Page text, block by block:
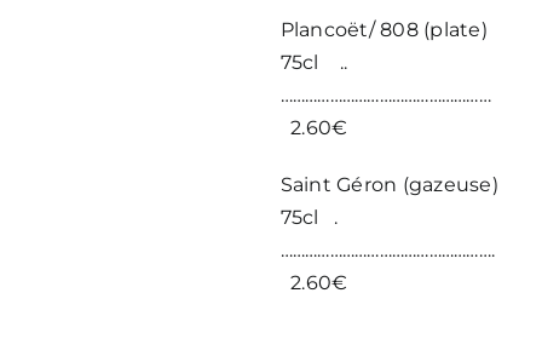
Plancoët/ 808 (plate)
75cl ..
……………………………………………
2.60€
Saint Géron (gazeuse)
75cl .
…………………………………………….
2.60€